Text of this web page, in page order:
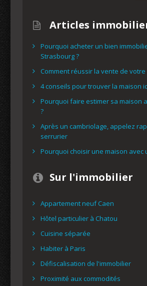
Articles
Pourquoi acheter un bien
Strasbourg ?
Comment réussir la vente de votre
4 conseils pour trouver la maison
Pourquoi faire estimer sa maison
?
Après un cambriolage, appelez
serrurier
Pourquoi choisir une maison avec
Sur l'immobilier
Appartement neuf Caen
Hôtel particulier à Chatou
Cuisine séparée
Habiter à Paris
Défiscalisation de l'immobilier
Proximité aux commodités